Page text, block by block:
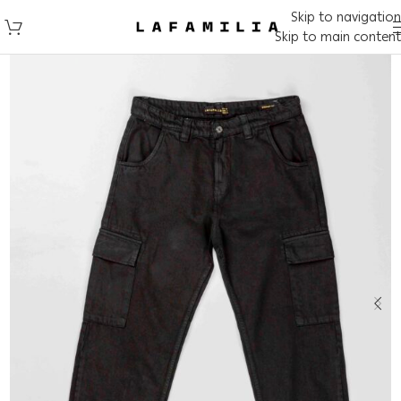
Skip to navigation
Skip to main content